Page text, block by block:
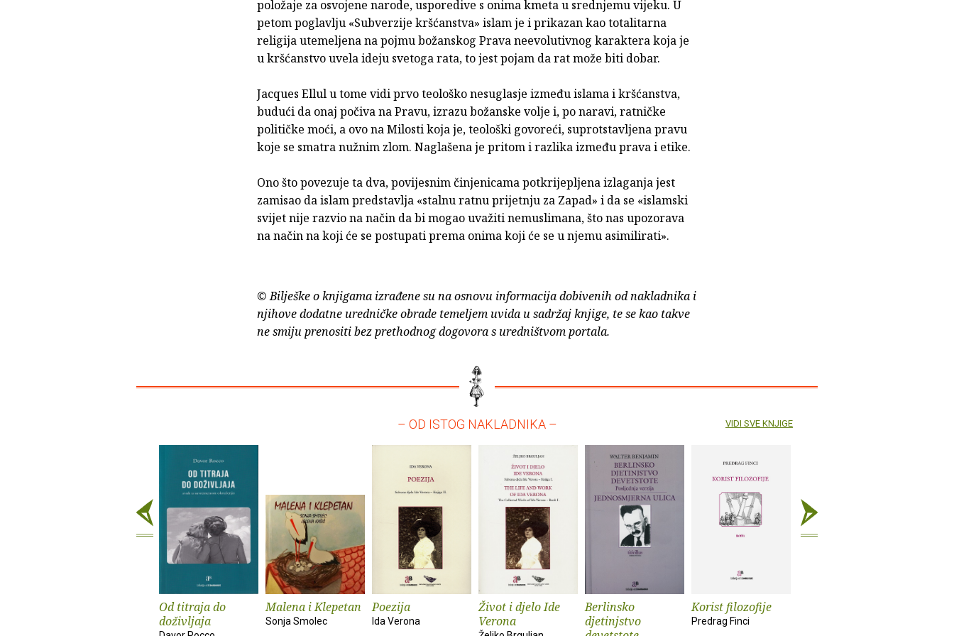
položaje za osvojene narode, usporedive s onima kmeta u srednjemu vijeku. U
petom poglavlju «Subverzije kršćanstva» islam je i prikazan kao totalitarna
religija utemeljena na pojmu božanskog Prava neevolutivnog karaktera koja je
u kršćanstvo uvela ideju svetoga rata, to jest pojam da rat može biti dobar.
Jacques Ellul u tome vidi prvo teološko nesuglasje između islama i kršćanstva,
budući da onaj počiva na Pravu, izrazu božanske volje i, po naravi, ratničke
političke moći, a ovo na Milosti koja je, teološki govoreći, suprotstavljena pravu
koje se smatra nužnim zlom. Naglašena je pritom i razlika između prava i etike.
Ono što povezuje ta dva, povijesnim činjenicama potkrijepljena izlaganja jest
zamisao da islam predstavlja «stalnu ratnu prijetnju za Zapad» i da se «islamski
svijet nije razvio na način da bi mogao uvažiti nemuslimana, što nas upozorava
na način na koji će se postupati prema onima koji će se u njemu asimilirati».
© Bilješke o knjigama izrađene su na osnovu informacija dobivenih od nakladnika i
njihove dodatne uredničke obrade temeljem uvida u sadržaj knjige, te se kao takve
ne smiju prenositi bez prethodnog dogovora s uredništvom portala.
– OD ISTOG NAKLADNIKA –
Od titraja do
doživljaja
Malena i Klepetan
Sonja Smolec
Poezija
Ida Verona
Život i djelo Ide
Verona
Berlinsko
djetinjstvo
Korist filozofije
Predrag Finci
VIDI SVE KNJIGE